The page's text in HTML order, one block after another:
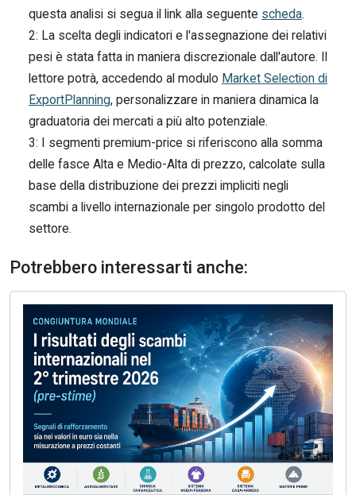
questa analisi si segua il link alla seguente scheda
2: La scelta degli indicatori e l'assegnazione dei relativi
pesi è stata fatta in maniera discrezionale dall'autore. Il
lettore potrà, accedendo al modulo Market Selection di
ExportPlanning , personalizzare in maniera dinamica la
graduatoria dei mercati a più alto potenziale.
3: I segmenti premium-price si riferiscono alla somma
delle fasce Alta e Medio-Alta di prezzo, calcolate sulla
base della distribuzione dei prezzi impliciti negli
scambi a livello internazionale per singolo prodotto del
settore.
Potrebbero interessarti anche: